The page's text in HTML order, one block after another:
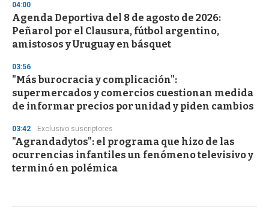
04:00
Agenda Deportiva del 8 de agosto de 2026:
Peñarol por el Clausura, fútbol argentino,
amistosos y Uruguay en básquet
03:56
"Más burocracia y complicación":
supermercados y comercios cuestionan medida
de informar precios por unidad y piden cambios
03:42 Exclusivo suscriptores
"Agrandadytos": el programa que hizo de las
ocurrencias infantiles un fenómeno televisivo y
terminó en polémica